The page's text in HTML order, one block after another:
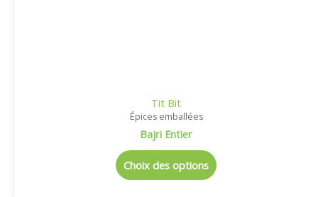
Tit Bit
Épices emballées
Bajri Entier
Choix des options